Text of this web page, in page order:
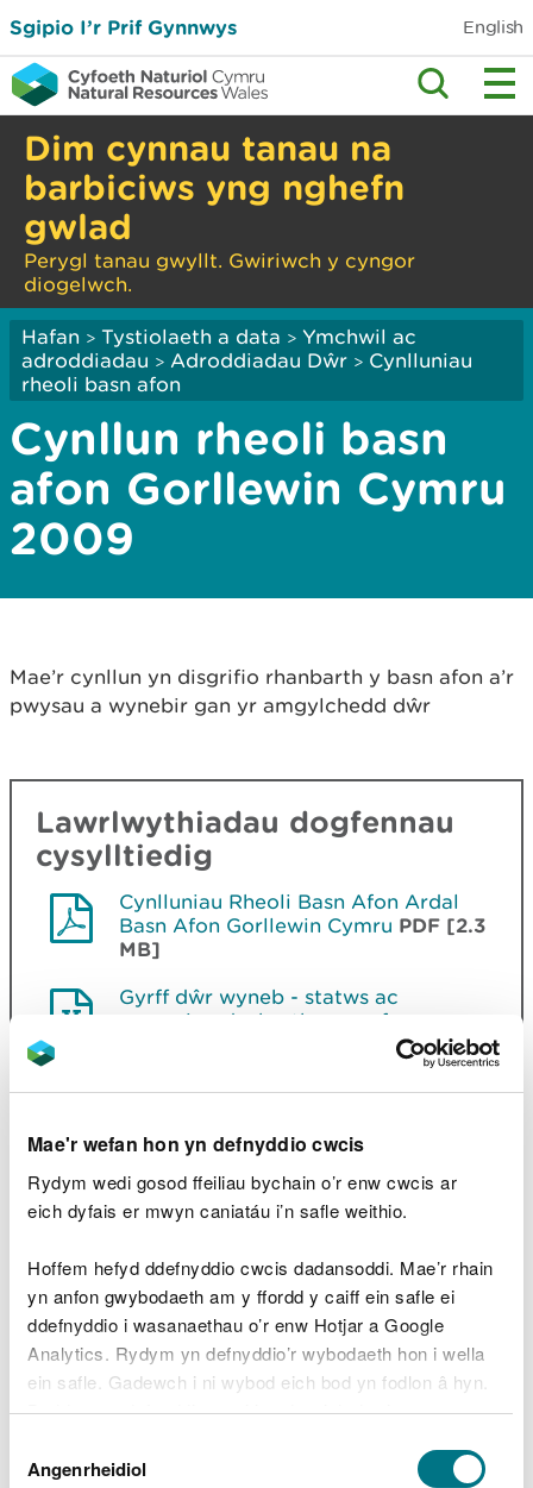
Mae'r wefan hon yn defnyddio cwcis
Rydym wedi gosod ffeiliau bychain o’r enw cwcis ar
eich dyfais er mwyn caniatáu i’n safle weithio.
Hoffem hefyd ddefnyddio cwcis dadansoddi. Mae’r rhain
yn anfon gwybodaeth am y ffordd y caiff ein safle ei
ddefnyddio i wasanaethau o’r enw Hotjar a Google
Analytics. Rydym yn defnyddio’r wybodaeth hon i wella
ein safle. Gadewch i ni wybod eich bod yn fodlon â hyn.
Byddwn yn defnyddio cwci i gadw eich dewis.
Gellirdarllen mwy am ein cwcis cyn i chi ddewis.
Caniatâd
Angenrheidiol
Sgipio I’r Prif Gynnwys English
Dim cynnau tanau na
barbiciws yng nghefn
gwlad
Perygl tanau gwyllt. Gwiriwch y cyngor
diogelwch.
Hafan > Tystiolaeth a data > Ymchwil ac
adroddiadau > Adroddiadau Dŵr > Cynlluniau
rheoli basn afon
Cynllun rheoli basn
afon Gorllewin Cymru
2009
Mae’r cynllun yn disgrifio rhanbarth y basn afon a’r
pwysau a wynebir gan yr amgylchedd dŵr
Lawrlwythiadau dogfennau
cysylltiedig
Cynlluniau Rheoli Basn Afon Ardal
Basn Afon Gorllewin Cymru PDF [2.3
MB]
Gyrff dŵr wyneb - statws ac
amcanion dosbarthu ar gyfer
Fframwaith Dŵr Cyfarwyddeb Beicio
1 ( wedi'i ddiweddaru Ionawr 2011)
(Saesneg yn unig)EXCEL [5.4 MB]
Cyrff Dŵr Daear - statws ac
amcanion dosbarthu ar gyfer
Fframwaith Dŵr Cyfarwyddeb Beicio
1 (diweddarwyd Tachwedd 2010)
Rhaglen o fesurau ar gyfer y
Gyfarwyddeb Fframwaith Dŵr Cylch
1(Saesneg yn unig)EXCEL [1.8 MB]
Adroddiad amgylcheddol (Saesneg
Asesiad Rheoliadau Cynefinoedd y